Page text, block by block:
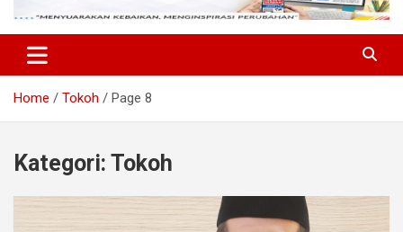
Home Tokoh Page 8
Kategori: Tokoh